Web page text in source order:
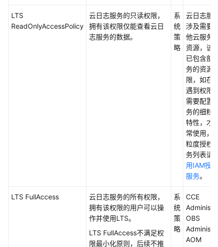
考
LTS
ReadOnlyAccessPolicy
云日志服务的只读权限，
拥有该权限仅能查看云日
志服务的数据。
系
统
策
略
云日志服
涉及需要
他云服务
资源，该
已包含部
务的资源
限，如在
遇到权限
需要配置
务的细粒
特性，才
常使用，
粒度授权
务列表请
用IAM授
服务。
LTS FullAccess
云日志服务的所有权限，
拥有该权限的用户可以操
作并使用LTS。
LTS FullAccess不满足权
限最小化原则，后续不推
系
统
策
略
CCE
OBS
AOM